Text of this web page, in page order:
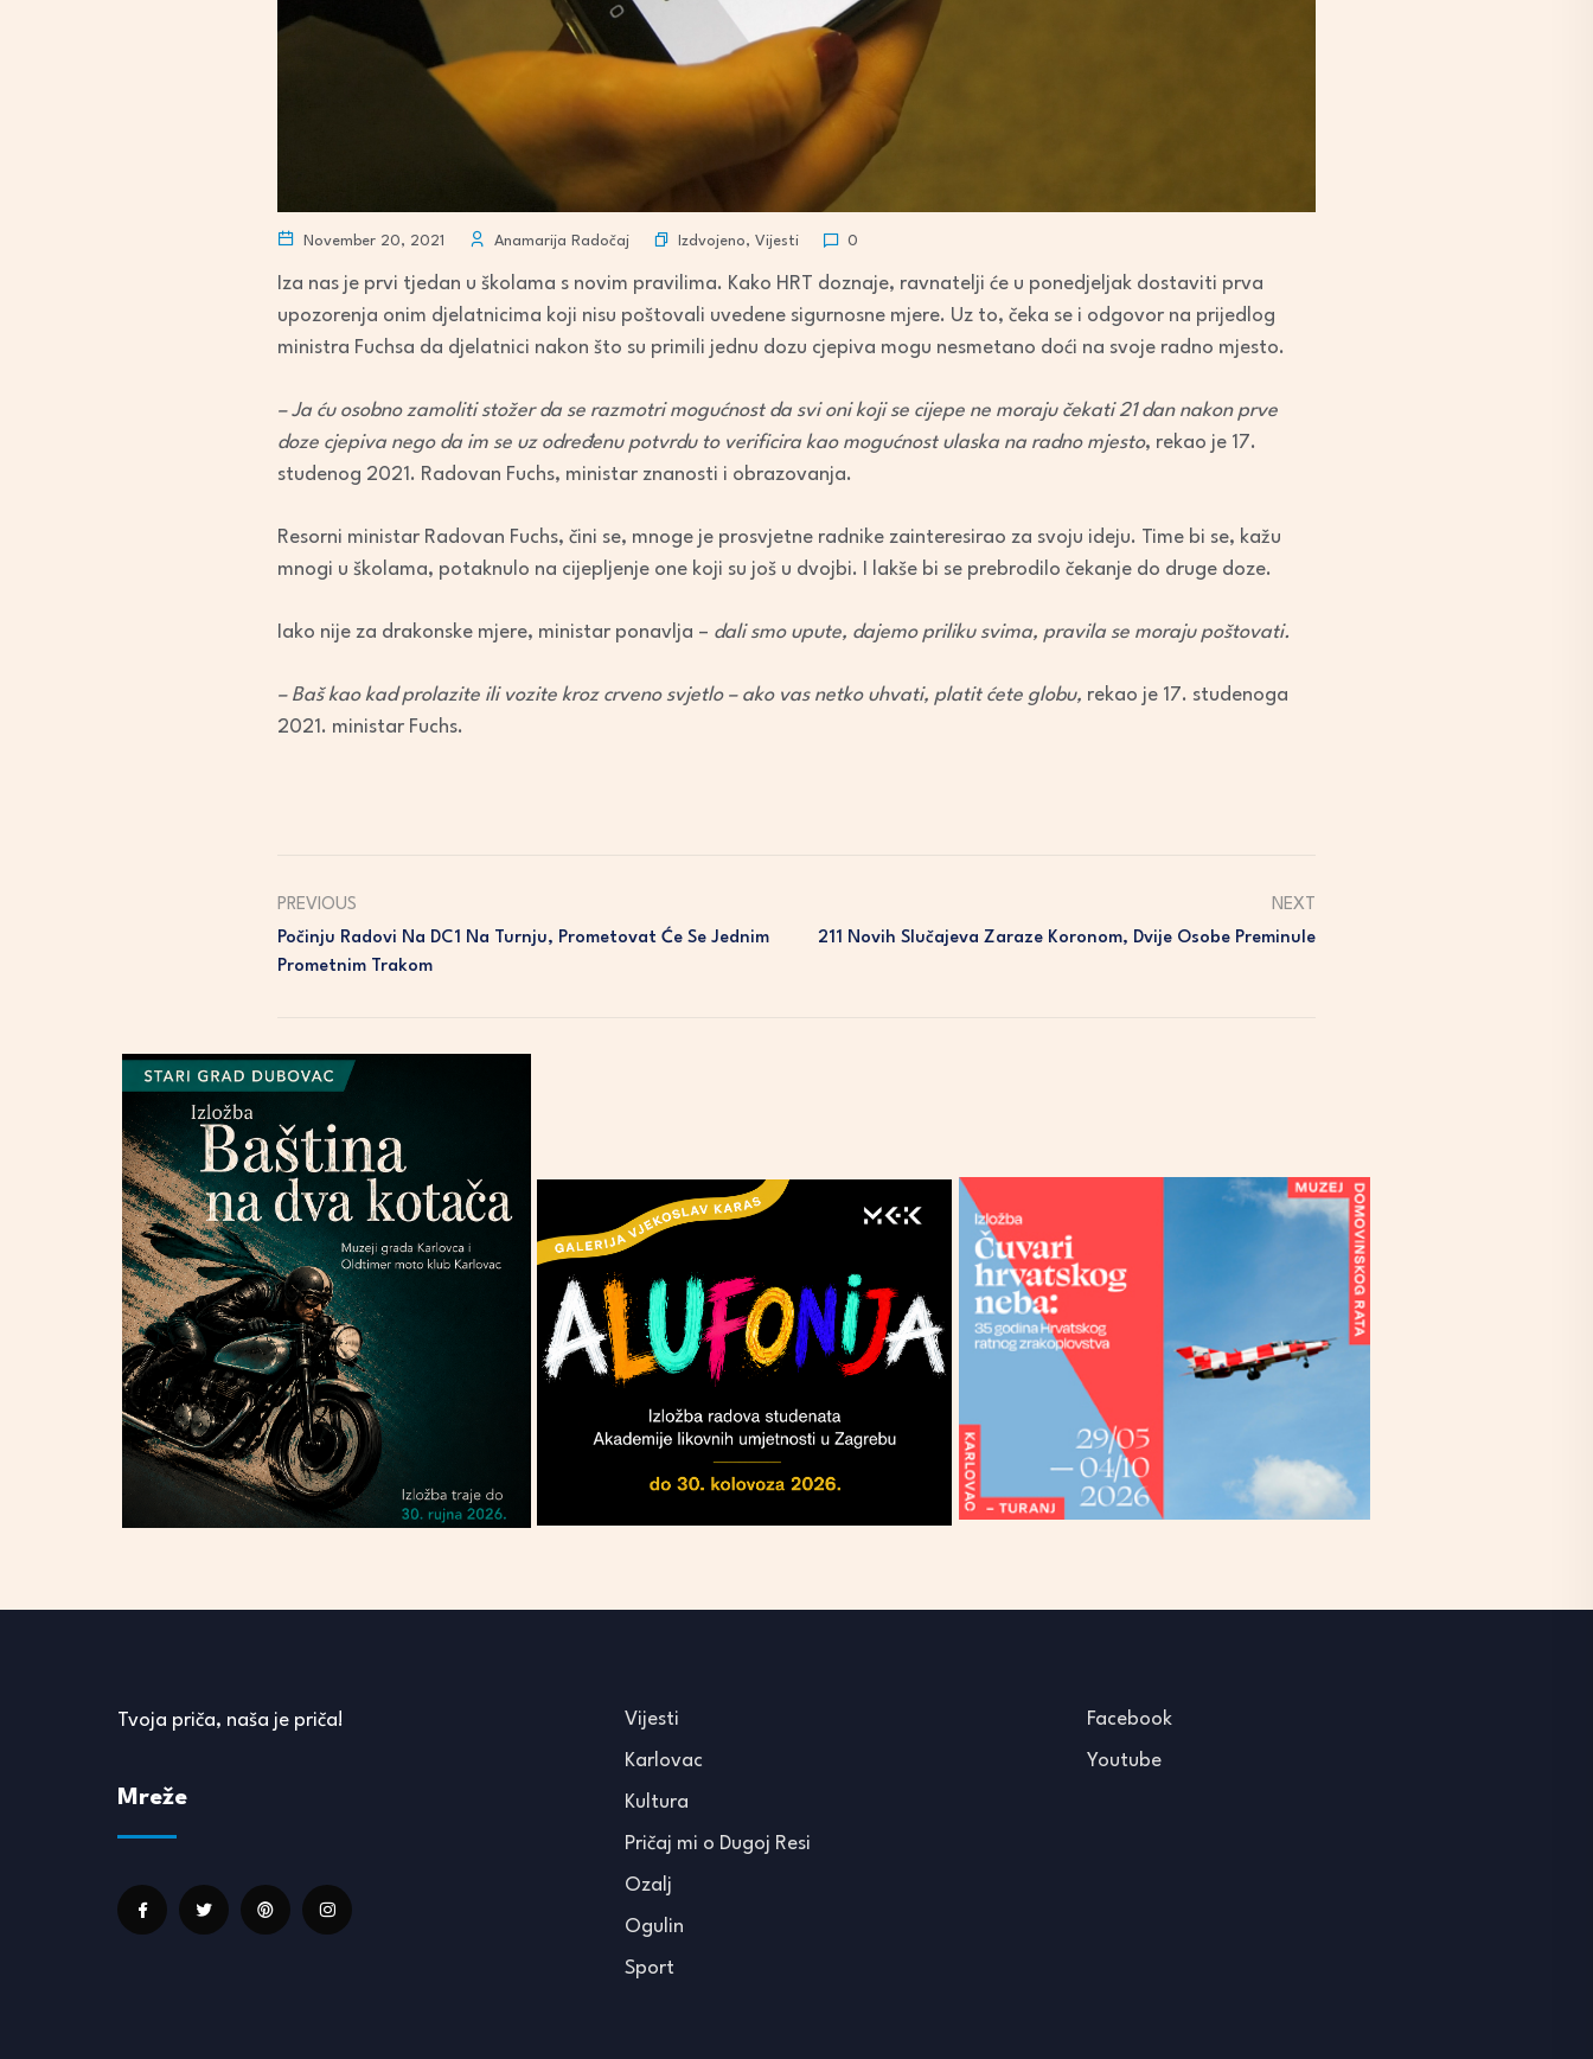
November 20, 2021 Anamarija Radočaj Izdvojeno, Vijesti 0
Iza nas je prvi tjedan u školama s novim pravilima. Kako HRT doznaje, ravnatelji će u ponedjeljak dostaviti prva
upozorenja onim djelatnicima koji nisu poštovali uvedene sigurnosne mjere. Uz to, čeka se i odgovor na prijedlog
ministra Fuchsa da djelatnici nakon što su primili jednu dozu cjepiva mogu nesmetano doći na svoje radno mjesto.
– Ja ću osobno zamoliti stožer da se razmotri mogućnost da svi oni koji se cijepe ne moraju čekati 21 dan nakon prve
doze cjepiva nego da im se uz određenu potvrdu to verificira kao mogućnost ulaska na radno mjesto, rekao je 17.
studenog 2021. Radovan Fuchs, ministar znanosti i obrazovanja.
Resorni ministar Radovan Fuchs, čini se, mnoge je prosvjetne radnike zainteresirao za svoju ideju. Time bi se, kažu
mnogi u školama, potaknulo na cijepljenje one koji su još u dvojbi. I lakše bi se prebrodilo čekanje do druge doze.
Iako nije za drakonske mjere, ministar ponavlja – dali smo upute, dajemo priliku svima, pravila se moraju poštovati.
– Baš kao kad prolazite ili vozite kroz crveno svjetlo – ako vas netko uhvati, platit ćete globu, rekao je 17. studenoga
2021. ministar Fuchs.
PREVIOUS
Počinju Radovi Na DC1 Na Turnju, Prometovat Će Se Jednim
Prometnim Trakom
NEXT
211 Novih Slučajeva Zaraze Koronom, Dvije Osobe Preminule
Tvoja priča, naša je priča!
Mreže
Vijesti
Karlovac
Kultura
Pričaj mi o Dugoj Resi
Ozalj
Ogulin
Sport
Facebook
Youtube